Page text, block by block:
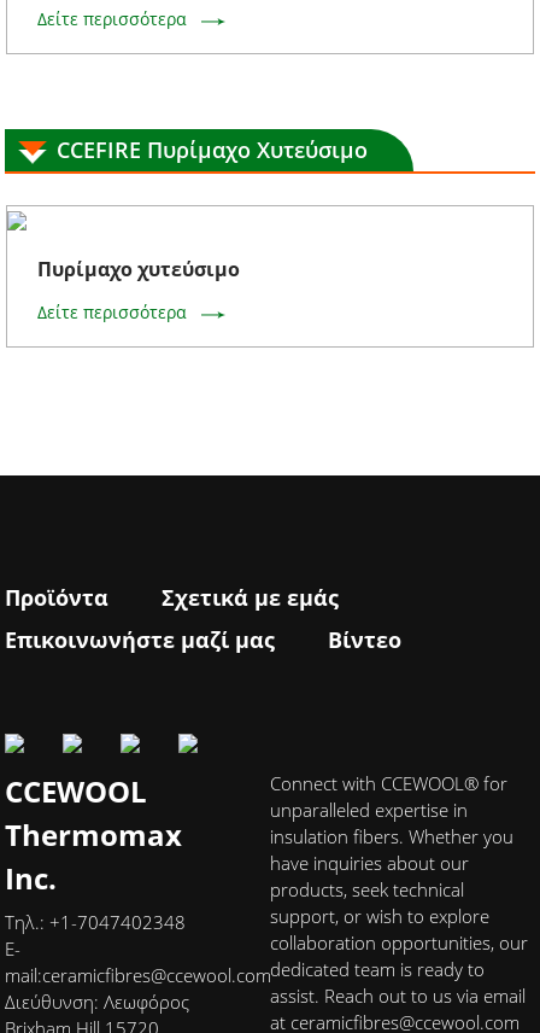
Δείτε περισσότερα
CCEFIRE Πυρίμαχο Χυτεύσιμο
Πυρίμαχο χυτεύσιμο
Δείτε περισσότερα
Προϊόντα
Σχετικά με εμάς
Επικοινωνήστε μαζί μας
Βίντεο
CCEWOOL
Thermomax
Inc.
Τηλ.: +1-7047402348
E-
mail:ceramicfibres@ccewool.com
Διεύθυνση: Λεωφόρος
Brixham Hill 15720,
Connect with CCEWOOL® for
unparalleled expertise in
insulation fibers. Whether you
have inquiries about our
products, seek technical
support, or wish to explore
collaboration opportunities, our
dedicated team is ready to
assist. Reach out to us via email
at ceramicfibres@ccewool.com